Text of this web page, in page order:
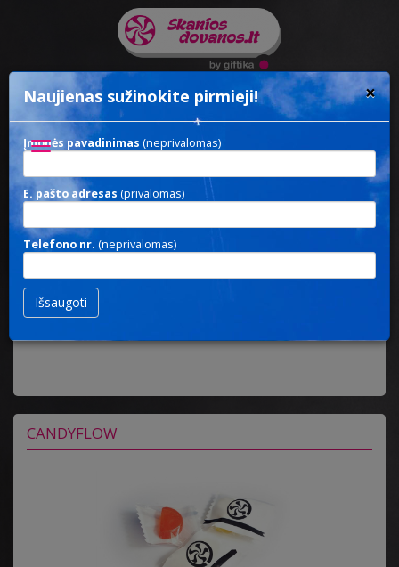
Toggle
FRUIT LOLLIPOP
CANDYFLOW
×
Naujienas sužinokite pirmieji!
Įmonės pavadinimas (neprivalomas)
E. pašto adresas (privalomas)
Telefono nr. (neprivalomas)